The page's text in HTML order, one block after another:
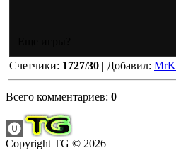
Счетчики: 1727/30 | Добавил:
Всего комментариев: 0
Copyright TG © 2026